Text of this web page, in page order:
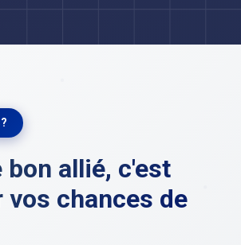
bon allié, c'est
chances de